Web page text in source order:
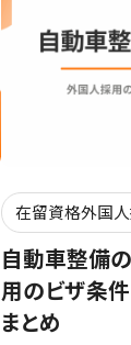
在留資格外国
自動車整備
用のビザ条
まとめ